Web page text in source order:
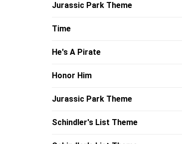
Jurassic Park Theme
Time
He's A Pirate
Honor Him
Jurassic Park Theme
Schindler's List Theme